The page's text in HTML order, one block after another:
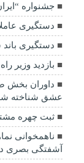
جشنواره
دستگیری
دستگیری
بازدید وزیر
داوران بخش
عشق شناخته
ثبت چهره
ناهمخوانی
آشفتگی بصری